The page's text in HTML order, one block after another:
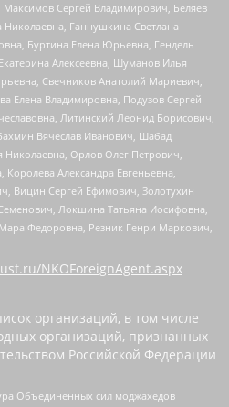
Сергей Владимирович, Беляев
Ганнушкина Светлана
Буртина Елена Юрьевна, Гендель
Алексеевна, Шуманов Илья
Свечников Анатолий Мариевич,
Елена Владимировна, Подузов Сергей
Литинский Леонид Борисович,
Вячеслав Иванович, Шабад
Орлов Олег Петрович,
Александра Евгеньевна,
Вицин Сергей Ефимович, Золотухин
Локшина Татьяна Иосифовна,
Федоровна, Резник Генри Маркович,
NKOForeignAgent.aspx
организаций, в том числе
организаций, признанных
Российской Федерации
Объединенных сил моджахедов